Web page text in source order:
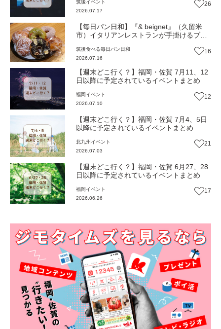
筑後イベント
2026.07.17
26
【毎日パン日和】『& beignet』（久留米
市）イタリアンレストランが手掛けるブリ
筑後食べる毎日パン日和
2026.07.16
16
【週末どこ行く？】福岡・佐賀 7月11、12
日以降に予定されているイベントまとめ
福岡 イベント
2026.07.10
12
【週末どこ行く？】福岡・佐賀 7月4、5日
以降に予定されているイベントまとめ
北九州 イベント
2026.07.03
21
【週末どこ行く？】福岡・佐賀 6月27、28
日以降に予定されているイベントまとめ
福岡 イベント
2026.06.26
17